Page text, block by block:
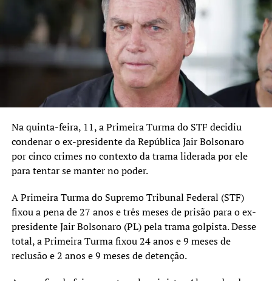
Na quinta-feira, 11, a Primeira Turma do STF decidiu
condenar o ex-presidente da República Jair Bolsonaro
por cinco crimes no contexto da trama liderada por ele
para tentar se manter no poder.
A Primeira Turma do Supremo Tribunal Federal (STF)
fixou a pena de 27 anos e três meses de prisão para o ex-
presidente Jair Bolsonaro (PL) pela trama golpista. Desse
total, a Primeira Turma fixou 24 anos e 9 meses de
reclusão e 2 anos e 9 meses de detenção.